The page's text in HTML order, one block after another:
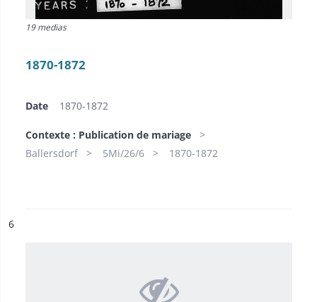
19 medias
1870-1872
Date 1870-1872
Contexte : Publication de mariage
Ballersdorf
5Mi/26/6 1870-1872
n°
6